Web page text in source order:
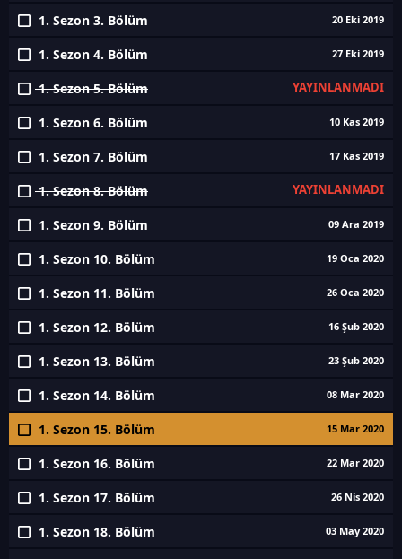
1. Sezon 3. Bölüm 20 Eki 2019
1. Sezon 4. Bölüm 27 Eki 2019
1. Sezon 5. Bölüm YAYINLANMADI
1. Sezon 6. Bölüm 10 Kas 2019
1. Sezon 7. Bölüm 17 Kas 2019
1. Sezon 8. Bölüm YAYINLANMADI
1. Sezon 9. Bölüm 09 Ara 2019
1. Sezon 10. Bölüm 19 Oca 2020
1. Sezon 11. Bölüm 26 Oca 2020
1. Sezon 12. Bölüm 16 Şub 2020
1. Sezon 13. Bölüm 23 Şub 2020
1. Sezon 14. Bölüm 08 Mar 2020
1. Sezon 15. Bölüm 15 Mar 2020
1. Sezon 16. Bölüm 22 Mar 2020
1. Sezon 17. Bölüm 26 Nis 2020
1. Sezon 18. Bölüm 03 May 2020